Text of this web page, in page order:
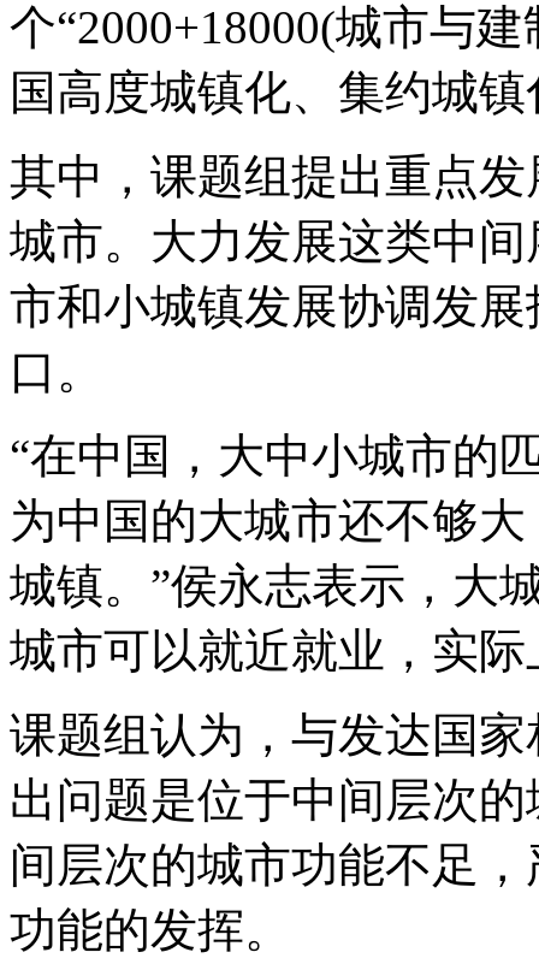
个“2000+18000(城市与
国高度城镇化、集约城
其中，课题组提出重点
城市。大力发展这类中
市和小城镇发展协调发
口。
“在中国，大中小城市的
为中国的大城市还不够
城镇。”侯永志表示，大
城市可以就近就业，实
课题组认为，与发达国
出问题是位于中间层次
间层次的城市功能不足
功能的发挥。